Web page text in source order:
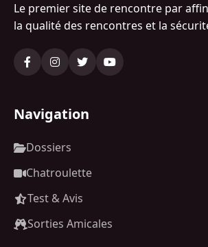
Le premier site de rencontre par
la qualité des rencontres et la
Navigation
Dossiers
Chatroulette
Test & Avis
Sorties Amicales